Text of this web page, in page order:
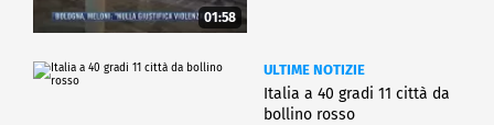
01:58
ULTIME NOTIZIE
Italia a 40 gradi 11 città da
bollino rosso